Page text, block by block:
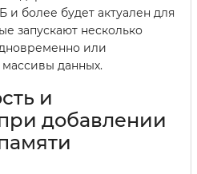
и более будет актуален для
запускают несколько
или
данных.
и
добавлении